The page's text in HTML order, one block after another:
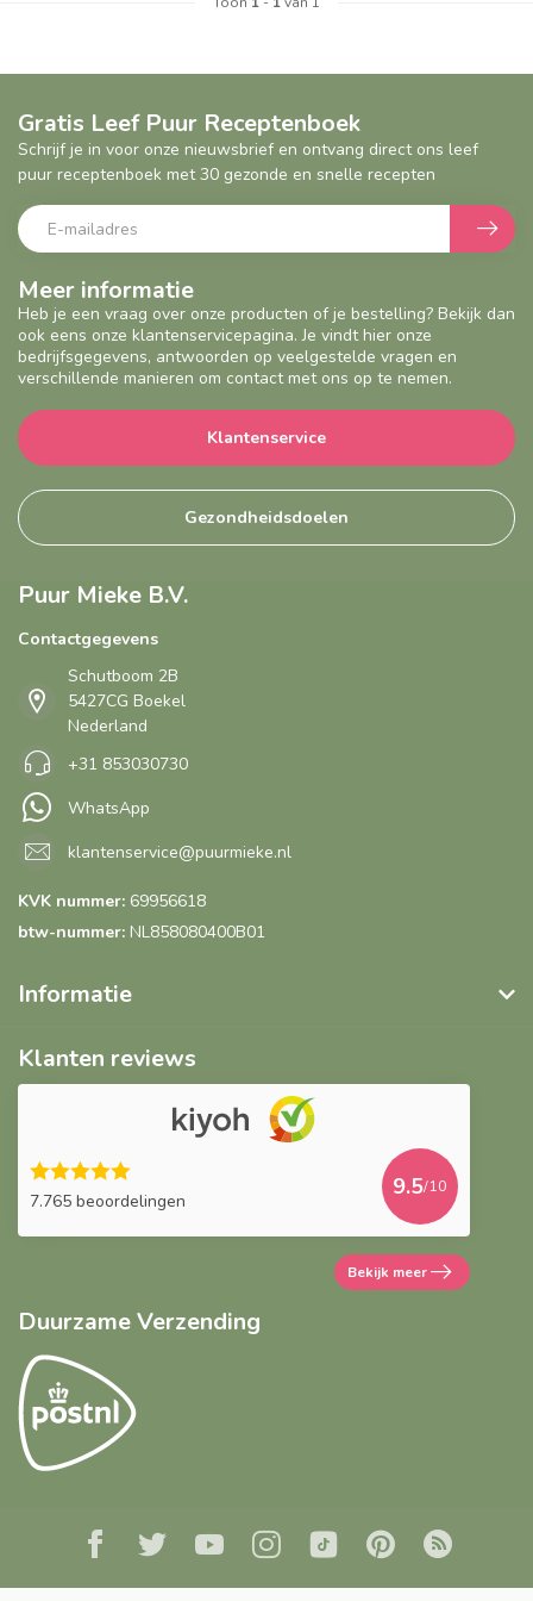
Meer informatie
Heb je een vraag over onze producten of je bestelling? Bekijk dan
ook eens onze klantenservicepagina. Je vindt hier onze
bedrijfsgegevens, antwoorden op veelgestelde vragen en
verschillende manieren om contact met ons op te nemen.
Klantenservice
Gezondheidsdoelen
Gratis Leef Puur Receptenboek
Schrijf je in voor onze nieuwsbrief en ontvang direct ons leef
puur receptenboek met 30 gezonde en snelle recepten
Puur Mieke B.V.
Contactgegevens
Schutboom 2B
5427CG Boekel
Nederland
+31 853030730
WhatsApp
klantenservice@puurmieke.nl
KVK nummer: 69956618
btw-nummer: NL858080400B01
Informatie
Klanten reviews
7.765 beoordelingen
9.5/10
Bekijk meer
Duurzame Verzending